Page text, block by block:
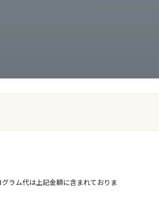
グラム代は上記金額に含まれておりま